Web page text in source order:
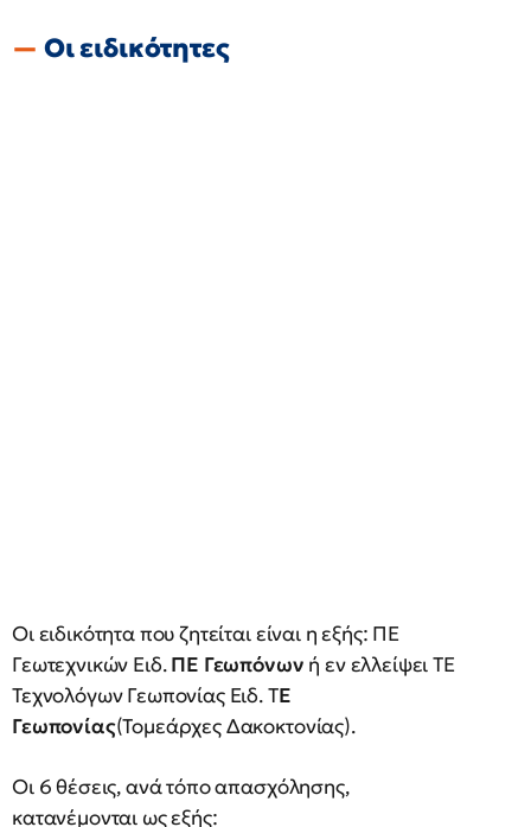
Οι ειδικότητες
Οι ειδικότητα που ζητείται είναι η εξής: ΠΕ
Γεωτεχνικών Ειδ.ΠΕ Γεωπόνων ή εν ελλείψει ΤΕ
Τεχνολόγων Γεωπονίας Ειδ. ΤΕ
Γεωπονίας(Τομεάρχες Δακοκτονίας).
Οι 6 θέσεις, ανά τόπο απασχόλησης,
κατανέμονται ως εξής: